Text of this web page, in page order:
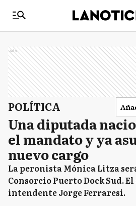
Ads
POLÍTICA
Una diputada
el mandato y ya
nuevo cargo
La peronista Mónica Litza
Consorcio Puerto Dock Sud.
intendente Jorge Ferraresi.